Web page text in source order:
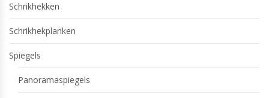
Schrikhekken
Schrikhekplanken
Spiegels
Panoramaspiegels